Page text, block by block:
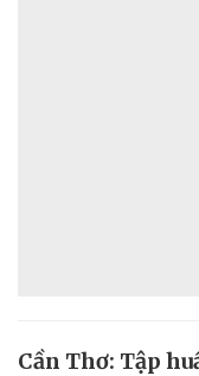
Cần Thơ: Tập